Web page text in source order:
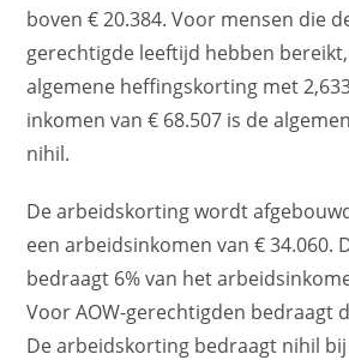
boven € 20.384. Voor mensen die
gerechtigde leeftijd hebben
algemene heffingskorting met
inkomen van € 68.507 is de
nihil.
De arbeidskorting wordt
een arbeidsinkomen van € 34.060.
bedraagt 6% van het
Voor AOW-gerechtigden bedraagt
De arbeidskorting bedraagt nihil